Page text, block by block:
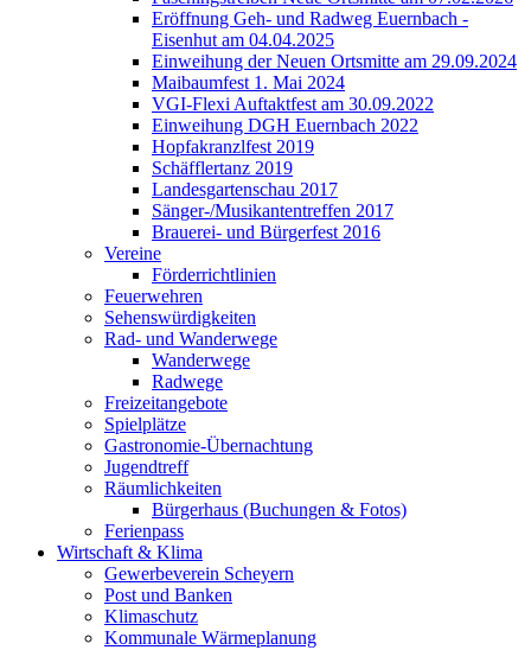
Eröffnung Geh- und Radweg Euernbach -
Eisenhut am 04.04.2025
Einweihung der Neuen Ortsmitte am 29.09.2024
Maibaumfest 1. Mai 2024
VGI-Flexi Auftaktfest am 30.09.2022
Einweihung DGH Euernbach 2022
Hopfakranzlfest 2019
Schäfflertanz 2019
Landesgartenschau 2017
Sänger-/Musikantentreffen 2017
Brauerei- und Bürgerfest 2016
Vereine
Förderrichtlinien
Feuerwehren
Sehenswürdigkeiten
Rad- und Wanderwege
Wanderwege
Radwege
Freizeitangebote
Spielplätze
Gastronomie-Übernachtung
Jugendtreff
Räumlichkeiten
Bürgerhaus (Buchungen & Fotos)
Ferienpass
Wirtschaft & Klima
Gewerbeverein Scheyern
Post und Banken
Klimaschutz
Kommunale Wärmeplanung